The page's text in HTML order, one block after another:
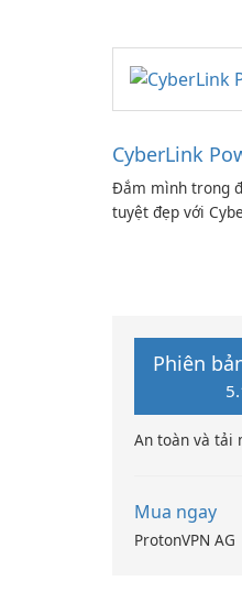
CyberLink
Đắm mình trong
tuyệt đẹp với
Phiên
An toàn và tải
Mua ngay
ProtonVPN AG